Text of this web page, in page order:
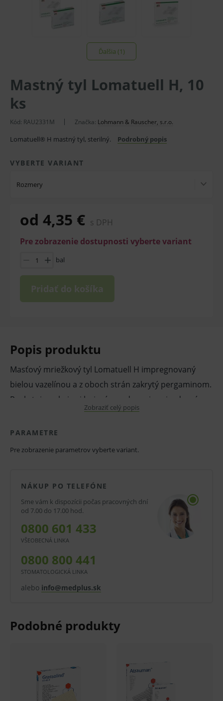
Ďalšia (1)
Mastný tyl Lomatuell H, 10
ks
Kód: RAU2331M Značka: Lohmann & Rauscher, s.r.o.
Lomatuell® H mastný tyl, sterilný. Podrobný popis
VYBERTE VARIANT
Rozmery
od 4,35 € s DPH
Pre zobrazenie dostupnosti vyberte variant
bal
Pridať do košíka
Popis produktu
Masťový mriežkový tyl Lomatuell H impregnovaný
bielou vazelínou a z oboch strán zakrytý pergaminom.
Poskytuje pokoj pri hojení a podporuje prirodzený
priebeh hojenia. Tyl s veľkými okami podporuje ľahký
odvod exsudátu. Biela vazelína chráni povrchové rany
Biela vazelína.
Jednoduchý odvod exsudátu.
Podpora hojenia.
popáleniny, rezné rany, odreniny.
Zobraziť celý popis
PARAMETRE
Pre zobrazenie parametrov vyberte variant.
NÁKUP PO TELEFÓNE
Sme vám k dispozícii počas pracovných dní
od 7.00 do 17.00 hod.
0800 601 433
VŠEOBECNÁ LINKA
0800 800 441
STOMATOLOGICKÁ LINKA
alebo info@medplus.sk